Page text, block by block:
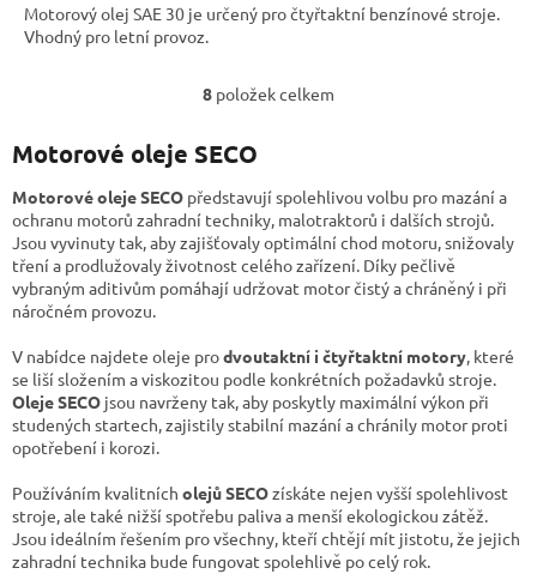
Motorový olej SAE 30 je určený pro čtyřtaktní benzínové stroje.
Vhodný pro letní provoz.
O
d
a
c
í
p
k
y
v
ý
s
u
8 položek celkem
Motorové oleje SECO
Motorové olejeSECO představují spolehlivou volbu pro mazání a
ochranu motorů zahradní techniky, malotraktorů i dalších strojů.
Jsou vyvinuty tak, aby zajišťovaly optimální chod motoru, snižovaly
tření a prodlužovaly životnost celého zařízení. Díky pečlivě
vybraným aditivům pomáhají udržovat motor čistý a chráněný i při
náročném provozu.
V nabídce najdete oleje prodvoutaktní i čtyřtaktní motory, které
se liší složením a viskozitou podle konkrétních požadavků stroje.
Oleje SECO jsou navrženy tak, aby poskytly maximální výkon při
studených startech, zajistily stabilní mazání a chránily motor proti
opotřebení i korozi.
Používáním kvalitních olejů SECOzískáte nejen vyšší spolehlivost
stroje, ale také nižší spotřebu paliva a menší ekologickou zátěž.
Jsou ideálním řešením pro všechny, kteří chtějí mít jistotu, že jejich
zahradní technika bude fungovat spolehlivě po celý rok.